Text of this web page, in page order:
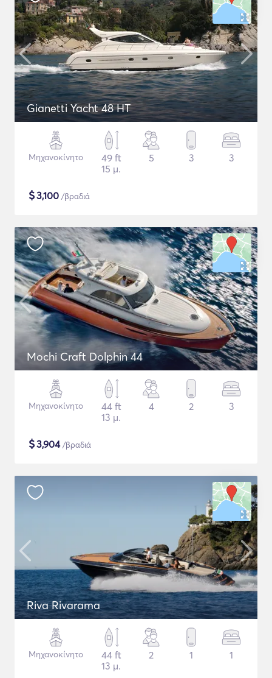
Gianetti Yacht 48 HT
Μηχανοκίνητο
49 ft
15 μ.
5 3 3
$3,100 /βραδιά
Mochi Craft Dolphin 44
Μηχανοκίνητο
44 ft
13 μ.
4 2 3
$3,904/βραδιά
Riva Rivarama
Μηχανοκίνητο
44 ft
13 μ.
2 1 1